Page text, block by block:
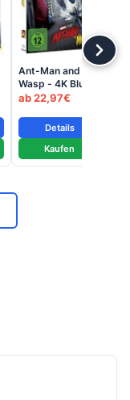
Ant-Man and the
Wasp - 4K Blu-
ray (UHD + Blu-
ab 22,97€
Details
Kaufen